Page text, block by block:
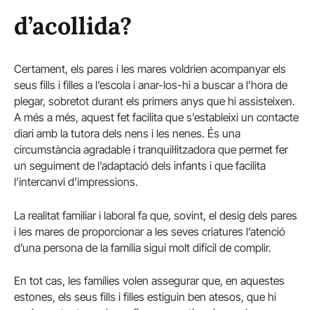
d’acollida?
Certament, els pares i les mares voldrien acompanyar els
seus fills i filles a l’escola i anar-los-hi a buscar a l’hora de
plegar, sobretot durant els primers anys que hi assisteixen.
A més a més, aquest fet facilita que s’estableixi un contacte
diari amb la tutora dels nens i les nenes. És una
circumstància agradable i tranquil·litzadora que permet fer
un seguiment de l’adaptació dels infants i que facilita
l’intercanvi d’impressions.
La realitat familiar i laboral fa que, sovint, el desig dels pares
i les mares de proporcionar a les seves criatures l’atenció
d’una persona de la família sigui molt difícil de complir.
En tot cas, les famílies volen assegurar que, en aquestes
estones, els seus fills i filles estiguin ben atesos, que hi